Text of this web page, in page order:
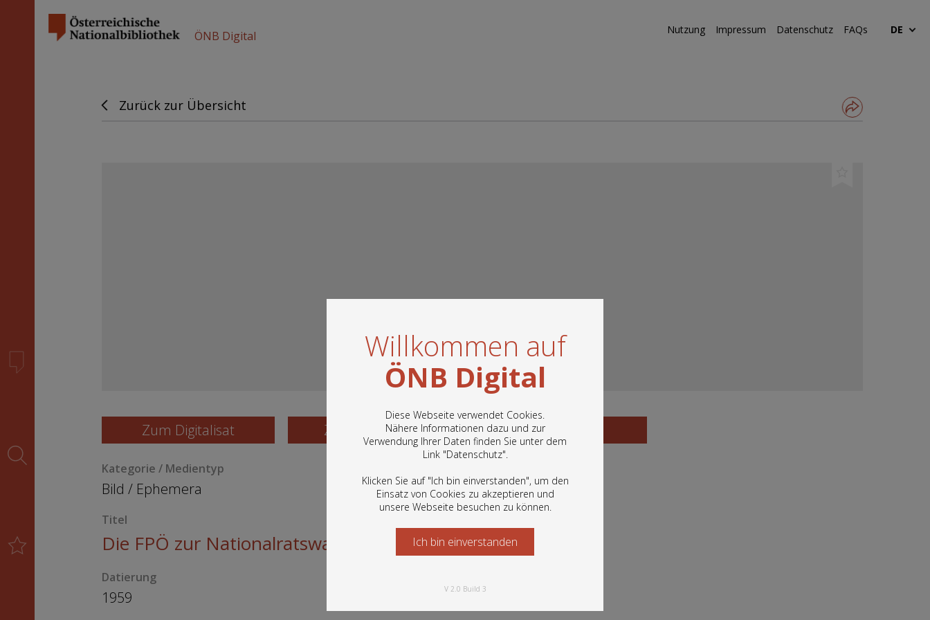
Willkommen auf
ÖNB Digital
Diese Webseite verwendet Cookies.
Nähere Informationen dazu und zur
Verwendung Ihrer Daten finden Sie unter dem
Link "Datenschutz".
Klicken Sie auf "Ich bin einverstanden", um den
Einsatz von Cookies zu akzeptieren und
unsere Webseite besuchen zu können.
In diesem Portal finden Sie die digitalen
Bestände der Österreichischen
Grafiken und vieles mehr.
Ich bin einverstanden
Starten Sie jetzt
V 2.0 Build 3
ÖNB Digital Nutzung Impressum Datenschutz FAQs DE
Zurück zur Übersicht
Zum Digitalisat Zum Katalogisat Zur Vorschau
Kategorie / Medientyp
Bild / Ephemera
Titel
Die FPÖ zur Nationalratswahl 1959
Datierung
1959